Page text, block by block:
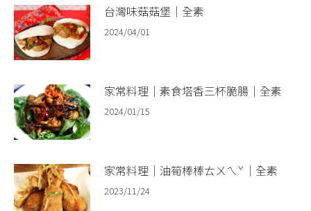
台灣味菇菇堡｜全素
2024/04/01
家常料理｜素食塔香三杯脆腸｜全素
2024/01/15
家常料理｜油筍棒棒ㄊㄨㄟˇ｜全素
2023/11/24